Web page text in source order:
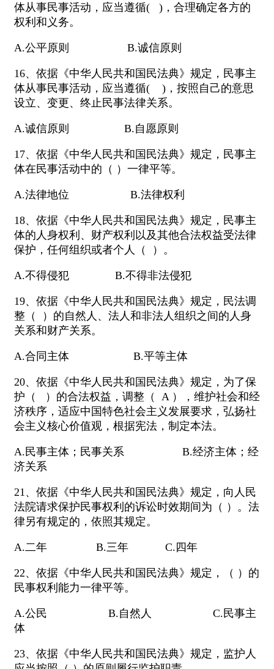
体从事民事活动，应当遵循( )，合理确定各方的
权利和义务。
A.公平原则 B.诚信原则
16、依据《中华人民共和国民法典》规定，民事主
体从事民事活动，应当遵循( )，按照自己的意思
设立、变更、终止民事法律关系。
A.诚信原则 B.自愿原则
17、依据《中华人民共和国民法典》规定，民事主
体在民事活动中的（ ）一律平等。
A.法律地位 B.法律权利
18、依据《中华人民共和国民法典》规定，民事主
体的人身权利、财产权利以及其他合法权益受法律
保护，任何组织或者个人（ ）。
A.不得侵犯 B.不得非法侵犯
19、依据《中华人民共和国民法典》规定，民法调
整（ ）的自然人、法人和非法人组织之间的人身
关系和财产关系。
A.合同主体 B.平等主体
20、依据《中华人民共和国民法典》规定，为了保
护（ ）的合法权益，调整（ A ），维护社会和经
济秩序，适应中国特色社会主义发展要求，弘扬社
会主义核心价值观，根据宪法，制定本法。
A.民事主体；民事关系 B.经济主体；经
济关系
21、依据《中华人民共和国民法典》规定，向人民
法院请求保护民事权利的诉讼时效期间为（ ）。法
律另有规定的，依照其规定。
A.二年 B.三年 C.四年
22、依据《中华人民共和国民法典》规定，（ ）的
民事权利能力一律平等。
A.公民 B.自然人 C.民事主
体
23、依据《中华人民共和国民法典》规定，监护人